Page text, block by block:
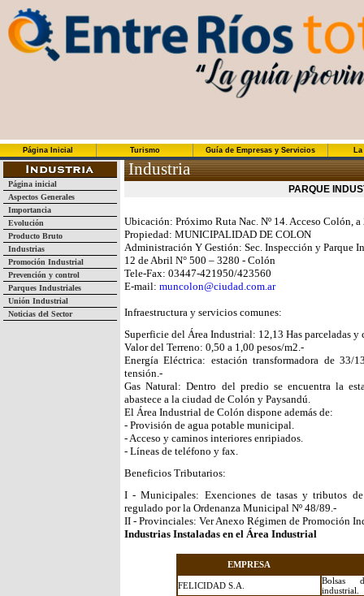
Página Inicial Turismo Guía de Empresas y Servicios
Página inicial
Aspectos Generales
Importancia
Evolución
Producto Bruto
Industrias
Promoción Industrial
Prevención y control
Parques Industriales
Unión Industrial
Noticias del Sector
Industria
PARQUE
Ubicación: Próximo Ruta Nac. Nº 14. Acceso Colón,
Propiedad: MUNICIPALIDAD DE COLON
Administración Y Gestión: Sec. Inspección y Parque
12 de Abril N° 500 – 3280 - Colón
Tele-Fax: 03447-421950/423560
E-mail: muncolon@ciudad.com.ar
Infraestructura y servicios comunes:
Superficie del Área Industrial: 12,13 Has parceladas y
Valor del Terreno: 0,50 a 1,00 pesos/m2.-
Energía Eléctrica: estación transformadora de
tensión.-
Gas Natural: Dentro del predio se encuentra la
abastece a la ciudad de Colón y Paysandú.
El Área Industrial de Colón dispone además de:
- Provisión de agua potable municipal.
- Acceso y caminos interiores enripiados.
- Líneas de teléfono y fax.
Beneficios Tributarios:
I - Municipales: Exenciones de tasas y tributos
regulado por la Ordenanza Municipal Nº 48/89.-
II - Provinciales: Ver Anexo Régimen de Promoción
Industrias Instaladas en el Área Industrial
EMPRESA
FELICIDAD S.A.
Bolsas
industrial.